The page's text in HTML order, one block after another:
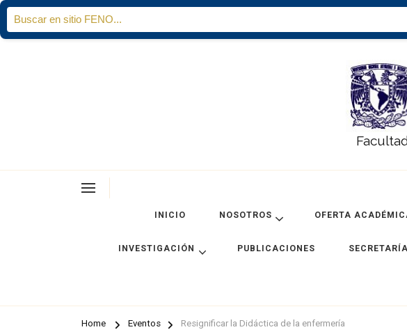
Search
for:
INICIO NOSOTROS OFERTA
INVESTIGACIÓN PUBLICACIONES
Home Eventos Resignificar la Didáctica de la enfermería